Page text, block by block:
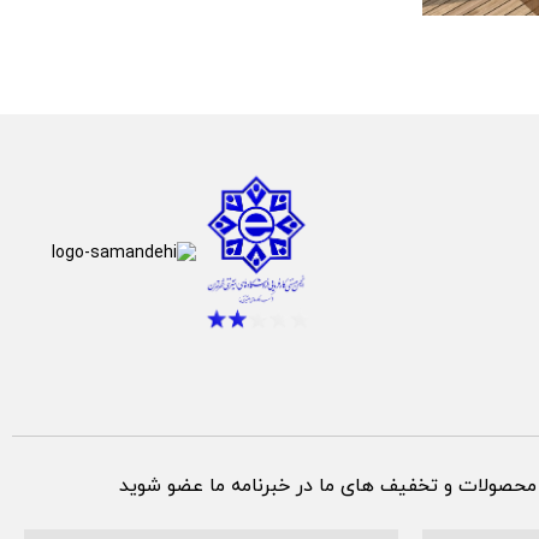
محصولات و تخفیف های ما در خبرنامه ما عضو شوید